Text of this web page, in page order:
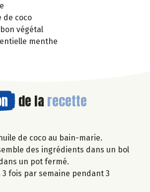
de coco
végétal
menthe
de la recette
de coco au bain-marie.
des ingrédients dans un bol
un pot fermé.
3 fois par semaine pendant 3